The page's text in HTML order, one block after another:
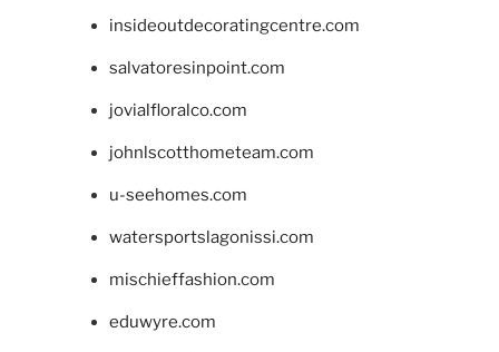
insideoutdecoratingcentre.com
salvatoresinpoint.com
jovialfloralco.com
johnlscotthometeam.com
u-seehomes.com
watersportslagonissi.com
mischieffashion.com
eduwyre.com